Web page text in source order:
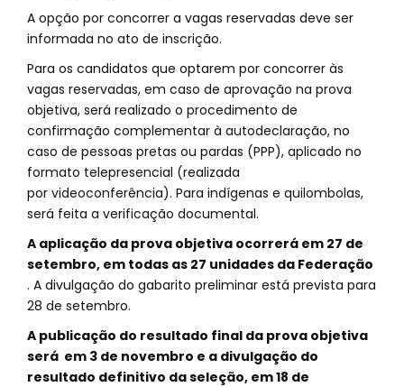
A opção por concorrer a vagas reservadas deve ser
informada no ato de inscrição.
Para os candidatos que optarem por concorrer às
vagas reservadas, em caso de aprovação na prova
objetiva, será realizado o procedimento de
confirmação complementar à autodeclaração, no
caso de pessoas pretas ou pardas (PPP), aplicado no
formato telepresencial (realizada
por videoconferência). Para indígenas e quilombolas,
será feita a verificação documental.
A aplicação da prova objetiva ocorrerá em 27 de
setembro, em todas as 27 unidades da Federação
. A divulgação do gabarito preliminar está prevista para
28 de setembro.
A publicação do resultado final da prova objetiva
será em 3 de novembro e a divulgação do
resultado definitivo da seleção, em 18 de